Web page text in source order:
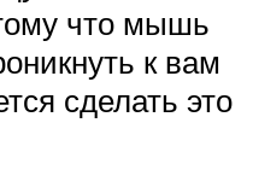
что мышь
к вам
сделать это